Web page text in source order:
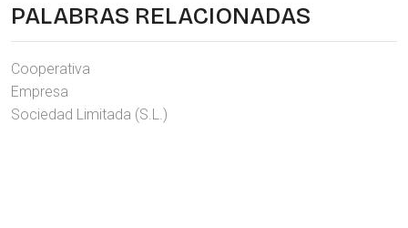
PALABRAS RELACIONADAS
Cooperativa
Empresa
Sociedad Limitada (S.L.)